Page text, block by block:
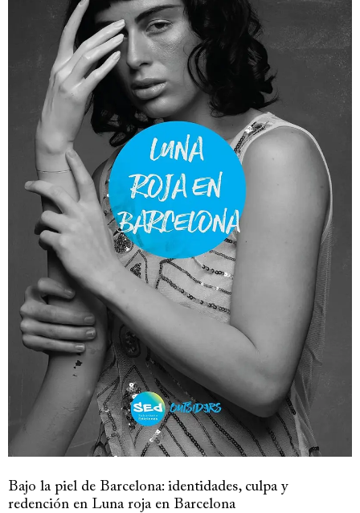
Bajo la piel de Barcelona: identidades, culpa y
redención en Luna roja en Barcelona